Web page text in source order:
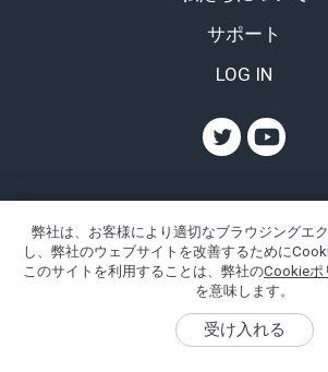
サポート
LOG IN
利用規約
プライバシーポリシー
Data Security
DMCA Takedown Notice
iSpring Cookie Policy
弊社は、お客様により適切なブラウジングエ
し、弊社のウェブサイトを改善するために
このサイトを利用することは、弊社のCookieポ
を意味します。
受け入れる